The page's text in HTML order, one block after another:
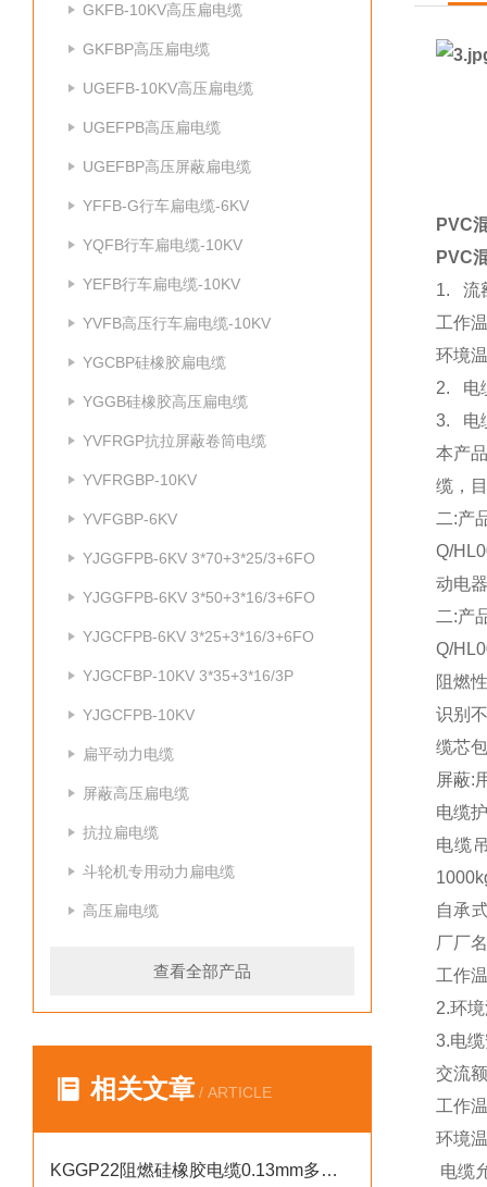
GKFB-10KV高压扁电缆
GKFBP高压扁电缆
UGEFB-10KV高压扁电缆
UGEFPB高压扁电缆
UGEFBP高压屏蔽扁电缆
YFFB-G行车扁电缆-6KV
YQFB行车扁电缆-10KV
YEFB行车扁电缆-10KV
YVFB高压行车扁电缆-10KV
YGCBP硅橡胶扁电缆
YGGB硅橡胶高压扁电缆
YVFRGP抗拉屏蔽卷筒电缆
YVFRGBP-10KV
YVFGBP-6KV
YJGGFPB-6KV 3*70+3*25/3+6FO
YJGGFPB-6KV 3*50+3*16/3+6FO
YJGCFPB-6KV 3*25+3*16/3+6FO
YJGCFBP-10KV 3*35+3*16/3P
YJGCFPB-10KV
扁平动力电缆
屏蔽高压扁电缆
抗拉扁电缆
斗轮机专用动力扁电缆
高压扁电缆
查看全部产品
相关文章 / ARTICLE
KGGP22阻燃硅橡胶电缆0.13mm多股铜芯线
PVC
PVC
1. 流
工作
环境
2. 电
3. 电
本产
缆，
二:产
Q/
动电
二:产
Q/
阻燃
识别
缆芯
屏蔽:
电缆
电缆
自承
厂厂
工作
2.环
3.电
交流
工作
环境
电缆